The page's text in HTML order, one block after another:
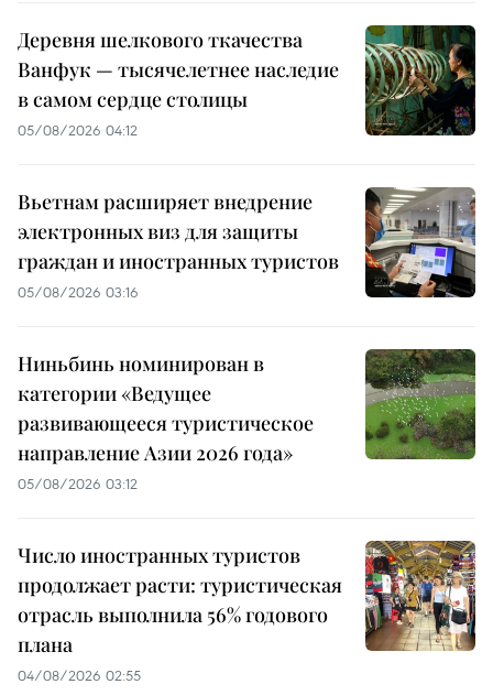
Деревня шелкового ткачества
Ванфук — тысячелетнее наследие
в самом сердце столицы
05/08/2026 04:12
Вьетнам расширяет внедрение
электронных виз для защиты
граждан и иностранных туристов
05/08/2026 03:16
Ниньбинь номинирован в
категории «Ведущее
развивающееся туристическое
направление Азии 2026 года»
05/08/2026 03:12
Число иностранных туристов
продолжает расти: туристическая
отрасль выполнила 56% годового
плана
04/08/2026 02:55